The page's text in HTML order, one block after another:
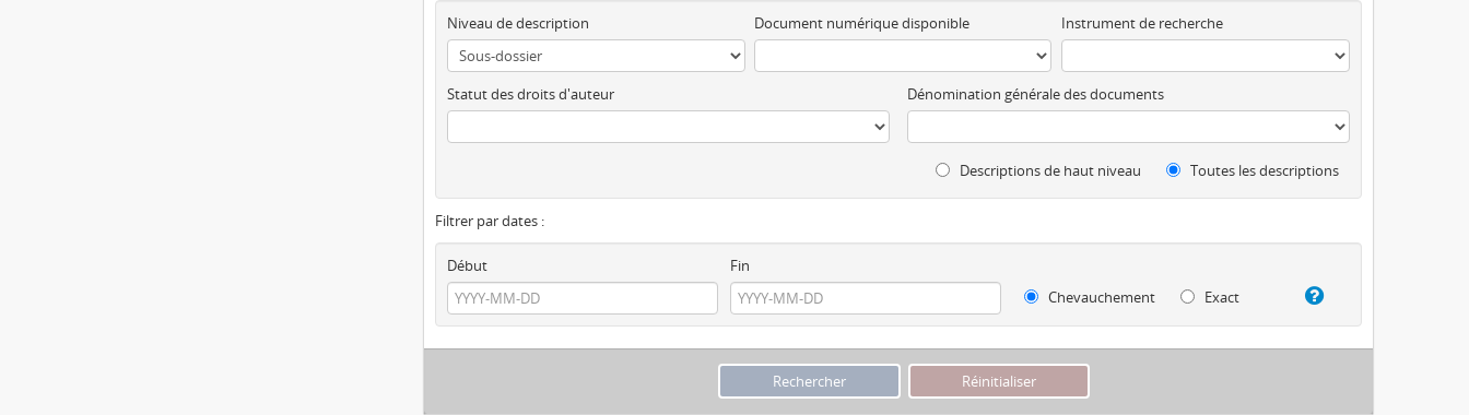
Niveau de description Document numérique disponible Instrument de recherche
Statut des droits d'auteur Dénomination générale des documents
Descriptions de haut niveau Toutes les descriptions
Filtrer par dates :
Début
Fin
Chevauchement
Exact